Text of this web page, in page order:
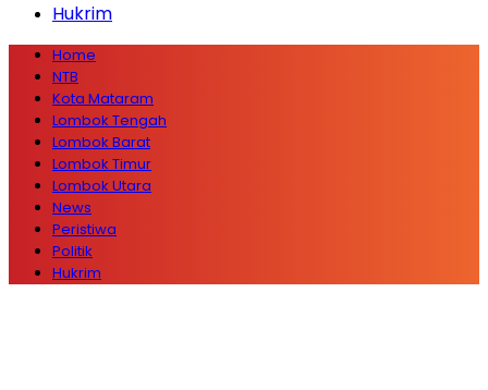
Hukrim
Home
NTB
Kota Mataram
Lombok Tengah
Lombok Barat
Lombok Timur
Lombok Utara
News
Peristiwa
Politik
Hukrim